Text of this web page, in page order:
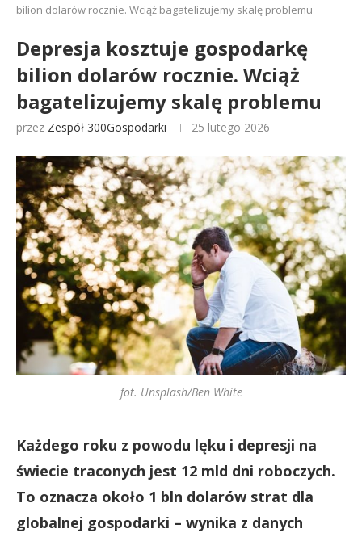
bilion dolarów rocznie. Wciąż bagatelizujemy skalę problemu
Depresja kosztuje gospodarkę
bilion dolarów rocznie. Wciąż
bagatelizujemy skalę problemu
przez Zespół 300Gospodarki 25 lutego 2026
fot. Unsplash/Ben White
Każdego roku z powodu lęku i depresji na
świecie traconych jest 12 mld dni roboczych.
To oznacza około 1 bln dolarów strat dla
globalnej gospodarki – wynika z danych